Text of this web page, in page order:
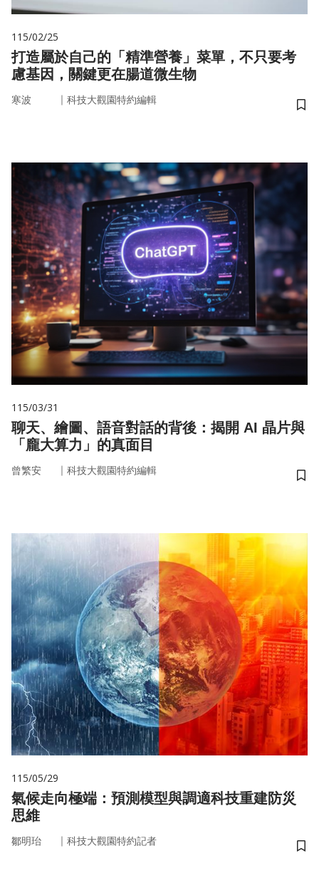
115/02/25
打造屬於自己的「精準營養」菜單，不只要考
慮基因，關鍵更在腸道微生物
寒波 ｜ 科技大觀園特約編輯
儲
115/03/31
聊天、繪圖、語音對話的背後：揭開 AI 晶片與
「龐大算力」的真面目
曾繁安 ｜ 科技大觀園特約編輯
儲
115/05/29
氣候走向極端：預測模型與調適科技重建防災
思維
鄒明珆 ｜ 科技大觀園特約記者
儲